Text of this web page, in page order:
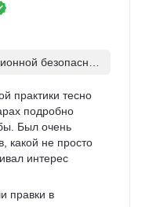
безопаснос
практики тесно
подробно
Был очень
какой не просто
интерес
правки в